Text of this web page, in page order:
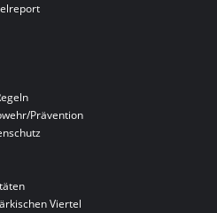
Prävention
Viertel